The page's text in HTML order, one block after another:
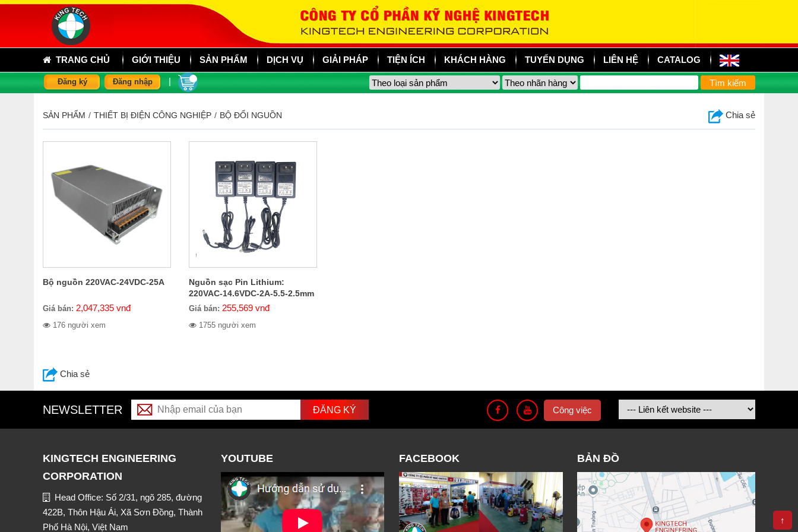
TRANG CHỦ GIỚI THIỆU SẢN PHẨM DỊCH VỤ GIẢI PHÁP TIỆN ÍCH KHÁCH HÀNG TUYỂN DỤNG LIÊN HỆ CATALOG
Đăng ký Đăng nhập
SẢN PHẨM / THIẾT BỊ ĐIỆN CÔNG NGHIỆP / BỘ ĐỔI NGUỒN Chia sẻ
Bộ nguồn 220VAC-24VDC-25A
Giá bán: 2,047,335 vnđ
176 người xem
Nguồn sạc Pin Lithium:
220VAC-14.6VDC-2A-5.5-2.5mm
Giá bán: 255,569 vnđ
1755 người xem
Chia sẻ
NEWSLETTER Công việc
KINGTECH ENGINEERING
CORPORATION
Head Office: Số 2/31, ngõ 285, đường
422B, Thôn Hậu Ái, Xã Sơn Đồng, Thành
Phố Hà Nội, Việt Nam
YOUTUBE FACEBOOK BẢN ĐỒ
↑